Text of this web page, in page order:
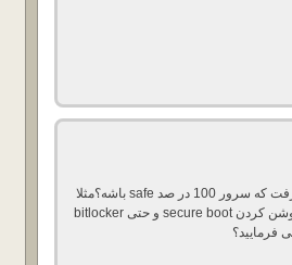
اقا یوسف می شه یگید که چطوری میشه جلوی این کار رو گرفت که سرور 100 در صد safe باشه؟مثلا
به disable کردن همه بوت ها و ست کردن bios پس بود و روشن کردن secure boot و حتی bitlocker